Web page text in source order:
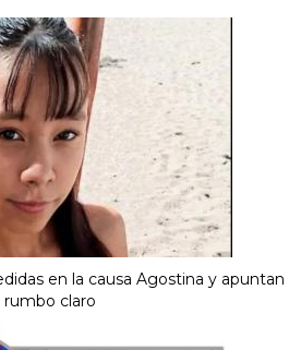
en la causa Agostina y apuntan
rumbo claro